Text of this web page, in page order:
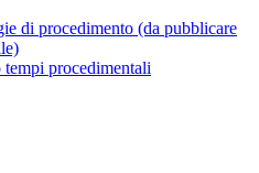
di procedimento (da pubblicare
procedimentali